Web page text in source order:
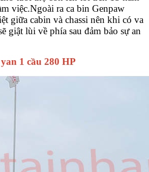
việc.Ngoài ra ca bin Genpaw
giữa cabin và chassi nên khi có va
giật lùi về phía sau đảm bảo sự an
1 cầu 280 HP